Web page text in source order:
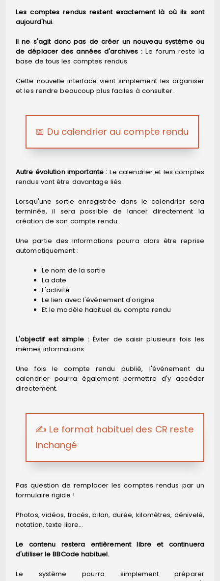
Les comptes rendus restent exactement là où ils sont
aujourd'hui.
Il ne s'agit donc pas de créer un nouveau système ou
de déplacer des années d'archives : Le forum reste la
base de tous les comptes rendus.
Cette nouvelle interface vient simplement les organiser
et les rendre beaucoup plus faciles à consulter.
📅 Du calendrier au compte rendu
Autre évolution importante : Le calendrier et les comptes
rendus vont être davantage liés.
Lorsqu'une sortie enregistrée dans le calendrier sera
terminée, il sera possible de lancer directement la
création de son compte rendu.
Une partie des informations pourra alors être reprise
automatiquement :
Le nom de la sortie
La date
L'activité
Le lien avec l'événement d'origine
Et le modèle habituel du compte rendu
L'objectif est simple : Éviter de saisir plusieurs fois les
mêmes informations.
Une fois le compte rendu publié, l'événement du
calendrier pourra également permettre d'y accéder
directement.
✍️ Le format habituel des CR reste
inchangé
Pas question de remplacer les comptes rendus par un
formulaire rigide !
Photos, vidéos, tracés, bilan, durée, kilomètres, dénivelé,
notation, texte libre…
Le contenu restera entièrement libre et continuera
d'utiliser le BBCode habituel.
Le système pourra simplement préparer